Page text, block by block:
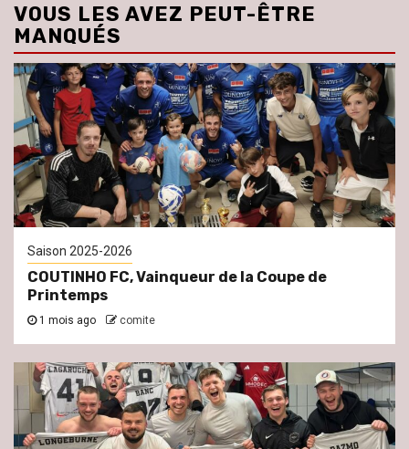
VOUS LES AVEZ PEUT-ÊTRE
MANQUÉS
Saison 2025-2026
COUTINHO FC, Vainqueur de la Coupe de
Printemps
1 mois ago comite